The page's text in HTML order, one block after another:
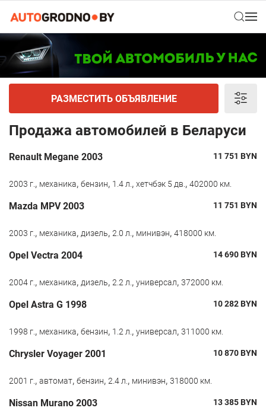
РАЗМЕСТИТЬ ОБЪЯВЛЕНИЕ
Продажа автомобилей в Беларуси
Renault Megane 2003 11 751 BYN
2003 г., механика, бензин, 1.4 л., хетчбэк 5 дв., 402000 км.
Mazda MPV 2003 11 751 BYN
2003 г., механика, дизель, 2.0 л., минивэн, 418000 км.
Opel Vectra 2004 14 690BYN
2004 г., механика, дизель, 2.2 л., универсал, 372000 км.
Opel Astra G 1998 10 282BYN
1998 г., механика, бензин, 1.2 л., универсал, 311000 км.
Chrysler Voyager 2001 10 870BYN
2001 г., автомат, бензин, 2.4 л., минивэн, 318000 км.
Nissan Murano 2003 13 385BYN